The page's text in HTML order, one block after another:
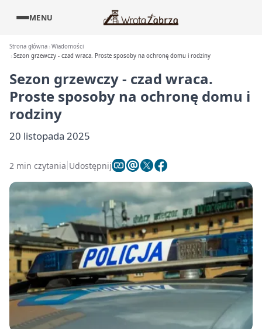
MENU
Strona główna Wiadomości
Sezon grzewczy - czad wraca. Proste sposoby na ochronę domu i rodziny
Sezon grzewczy - czad wraca.
Proste sposoby na ochronę domu i
rodziny
20 listopada 2025
2 min czytania Udostępnij